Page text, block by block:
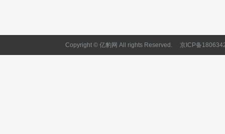
Copyright © 亿豹网 All rights Reserved. 京ICP备